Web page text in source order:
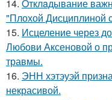
14. Oтклaдывание
"Плохой Дисциплиной
15. Исцеление через
Любови Аксеновой о
травмы.
16. ЭНН хэтэуэй
некрасивой.